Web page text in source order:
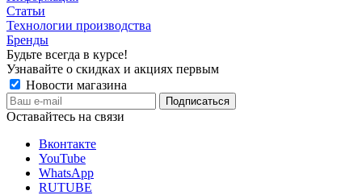
Статьи
Технологии производства
Бренды
Будьте всегда в курсе!
Узнавайте о скидках и акциях первым
Новости магазина
Оставайтесь на связи
Вконтакте
YouTube
WhatsApp
RUTUBE